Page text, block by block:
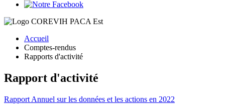
Accueil
Comptes-rendus
Rapports d'activité
Rapport d'activité
Rapport Annuel sur les données et les actions en 2022